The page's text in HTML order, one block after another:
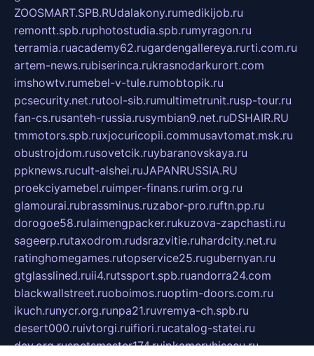
ZOOSMART.SPB.RUdalakony.rumedikijob.ru
remontt.spb.ruphotostudia.spb.rumyragon.ru
terramia.ruacademy62.rugardengallereya.rurti.com.ru
artem-news.rubiserinca.rukrasnodarkurort.com
imshowtv.rumebel-v-tule.rumobtopik.ru
pcsecurity.net.rutool-sib.rumultimetrunit.rusp-tour.ru
fan-cs.rusanteh-russia.rusymbian9.net.ruDSHAIR.RU
tmmotors.spb.ruxjocuricopii.commusavtomat.msk.ru
obustrojdom.rusovetcik.ruybaranovskaya.ru
ppknews.rucult-alshei.ruJAPANRUSSIA.RU
proekciyamebel.ruimper-finans.rurim.org.ru
glamourai.rubrassminus.ruzabor-pro.ruftn.pp.ru
dorogoe58.rulaimengpacker.rukuzova-zapchasti.ru
sageerp.rutaxodrom.rudsrazvitie.ruhardcity.net.ru
ratinghomegames.rutopservice25.rugubernyan.ru
gtglasslined.ruii4.rutssport.spb.ruandorra24.com
blackwallstreet.ruoboimos.ruoptim-doors.com.ru
ikuch.runycr.org.runpa21.ruvremya-ch.spb.ru
desert000.ruivtorgi.ruifiori.rucatalog-statei.ru
dcv.org.ruspetsmaster174.ruipkameryhiseeu.ru